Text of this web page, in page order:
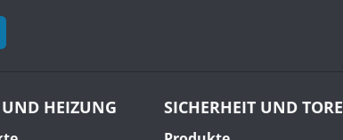
HEIZUNG SICHERHEIT UND TORE